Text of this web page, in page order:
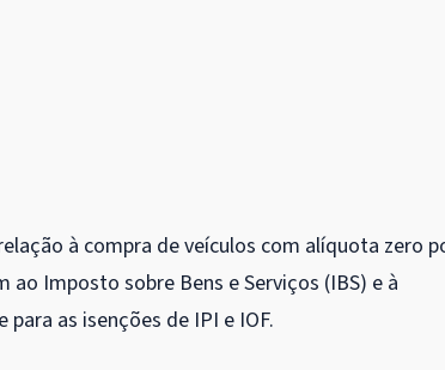
à compra de veículos com alíquota zero
Imposto sobre Bens e Serviços (IBS) e à
para as isenções de IPI e IOF.